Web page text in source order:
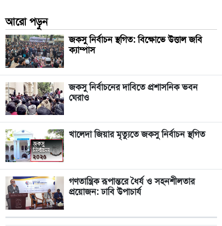
আরো পড়ুন
জকসু নির্বাচন স্থগিত: বিক্ষোভে উত্তাল জবি
ক্যাম্পাস
জকসু নির্বাচনের দাবিতে প্রশাসনিক ভবন
ঘেরাও
খালেদা জিয়ার মৃত্যুতে জকসু নির্বাচন স্থগিত
গণতান্ত্রিক রূপান্তরে ধৈর্য ও সহনশীলতার
প্রয়োজন: ঢাবি উপাচার্য